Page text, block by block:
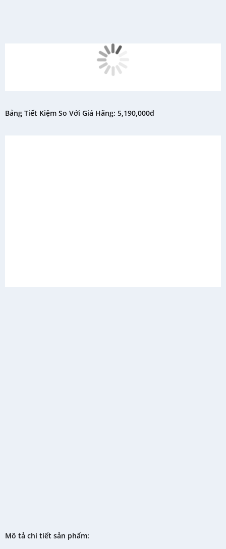
Bảng Tiết Kiệm So Với Giá Hãng: 5,190,000đ
Mô tả chi tiết sản phẩm: